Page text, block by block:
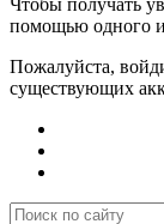
Чтобы получать
помощью одного
Пожалуйста,
существующих